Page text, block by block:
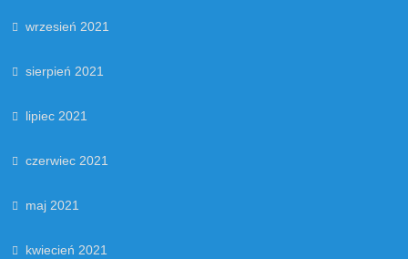
wrzesień 2021
sierpień 2021
lipiec 2021
czerwiec 2021
maj 2021
kwiecień 2021